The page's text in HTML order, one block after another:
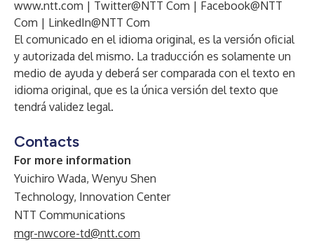
www.ntt.com | Twitter@NTT Com | Facebook@NTT
Com | LinkedIn@NTT Com
El comunicado en el idioma original, es la versión oficial
y autorizada del mismo. La traducción es solamente un
medio de ayuda y deberá ser comparada con el texto en
idioma original, que es la única versión del texto que
tendrá validez legal.
Contacts
For more information
Yuichiro Wada, Wenyu Shen
Technology, Innovation Center
NTT Communications
mgr-nwcore-td@ntt.com